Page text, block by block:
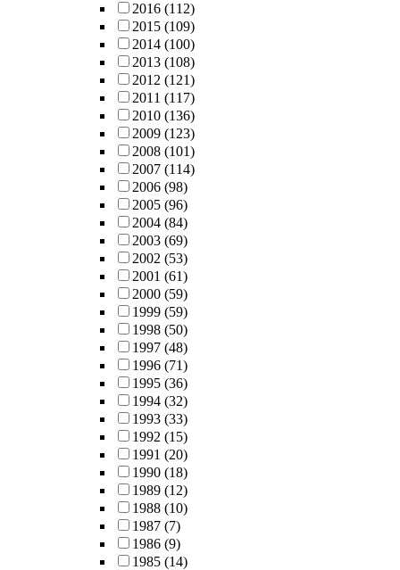
2016 (112)
2015 (109)
2014 (100)
2013 (108)
2012 (121)
2011 (117)
2010 (136)
2009 (123)
2008 (101)
2007 (114)
2006 (98)
2005 (96)
2004 (84)
2003 (69)
2002 (53)
2001 (61)
2000 (59)
1999 (59)
1998 (50)
1997 (48)
1996 (71)
1995 (36)
1994 (32)
1993 (33)
1992 (15)
1991 (20)
1990 (18)
1989 (12)
1988 (10)
1987 (7)
1986 (9)
1985 (14)